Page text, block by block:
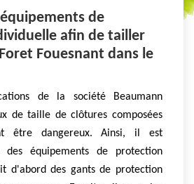
de
afin de tailler
Fouesnant dans le
de la société Beaumann
de taille de clôtures composées
être dangereux. Ainsi, il est
des équipements de protection
d'abord des gants de protection